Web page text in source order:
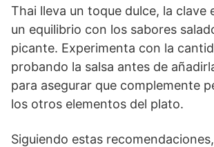
Thai lleva un toque dulce, la clave
un equilibrio con los sabores
picante. Experimenta con la
probando la salsa antes de
para asegurar que complemente
los otros elementos del plato.
Siguiendo estas